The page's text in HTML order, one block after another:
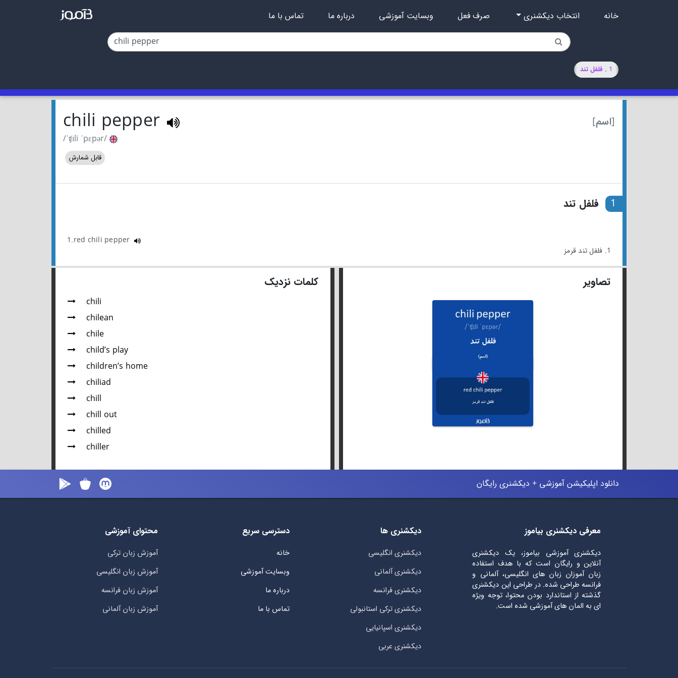
خانه انتخاب دیکشنری صرف فعل وبسایت آموزشی درباره ما تماس با ما
1 . فلفل تند
[اسم] chili pepper
/ˈʧɪli ˈpɛpər/
قابل شمارش
1 فلفل تند
1.red chili pepper
1. فلفل تند قرمز
تصاویر کلمات نزدیک
chili
chilean
chile
child’s play
children’s home
chiliad
chill
chill out
chilled
chiller
دانلود اپلیکیشن آموزشی + دیکشنری رایگان
معرفی دیکشنری بیاموز
دیکشنری آموزشی بیاموز، یک دیکشنری
آنلاین و رایگان است که با هدف استفاده
زبان آموزان زبان های انگلیسی، آلمانی و
فرانسه طراحی شده. در طراحی این دیکشنری
گذشته از استاندارد بودن محتوا، توجه ویژه
ای به المان های آموزشی شده است.
دیکشنری ها
دیکشنری انگلیسی
دیکشنری آلمانی
دیکشنری فرانسه
دیکشنری ترکی استانبولی
دیکشنری اسپانیایی
دیکشنری عربی
دسترسی سریع
خانه
وبسایت آموزشی
درباره ما
تماس با ما
محتوای آموزشی
آموزش زبان ترکی
آموزش زبان انگلیسی
آموزش زبان فرانسه
آموزش زبان آلمانی